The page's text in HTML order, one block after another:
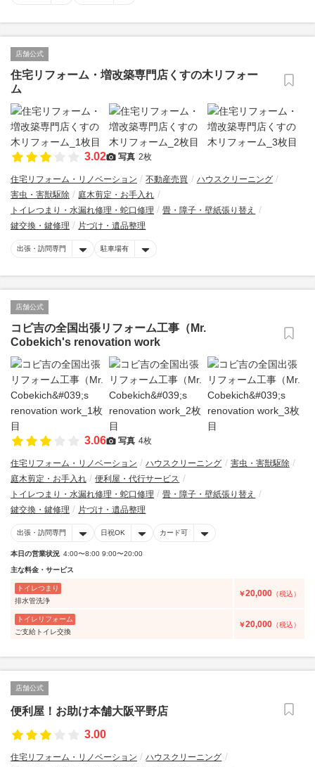
店舗公式
住宅リフォーム・増改築専門店くすの木リフォー
ム
3.02 写真 2枚
住宅リフォーム・リノベーション 不動産売買
ハウスクリーニング
害虫・害獣駆除
庭木剪定・お手入れ
トイレつまり・水漏れ修理・蛇口修理
畳・障子・壁紙張り替え
鍵交換・鍵修理
片づけ・遺品整理
出張・訪問専門 駐車場有
店舗公式
コビ吉の全国出張リフォーム工事（Mr.
Cobekich's renovation work
3.06 写真 4枚
住宅リフォーム・リノベーション ハウスクリーニング
害虫・害獣駆除
庭木剪定・お手入れ
便利屋・代行サービス
トイレつまり・水漏れ修理・蛇口修理
畳・障子・壁紙張り替え
鍵交換・鍵修理
片づけ・遺品整理
出張・訪問専門 日祝OK カード可
本日の営業状況 4:00〜8:00 9:00〜20:00
主な料金・サービス
トイレつまり
排水管洗浄
￥20,000 （税込）
トイレリフォーム
ご支給トイレ交換
￥20,000 （税込）
店舗公式
便利屋！お助け本舗大阪平野店
3.00
住宅リフォーム・リノベーション
ハウスクリーニング